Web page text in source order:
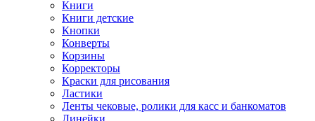
Книги
Книги детские
Кнопки
Конверты
Корзины
Корректоры
Краски для рисования
Ластики
Ленты чековые, ролики для касс и банкоматов
Линейки